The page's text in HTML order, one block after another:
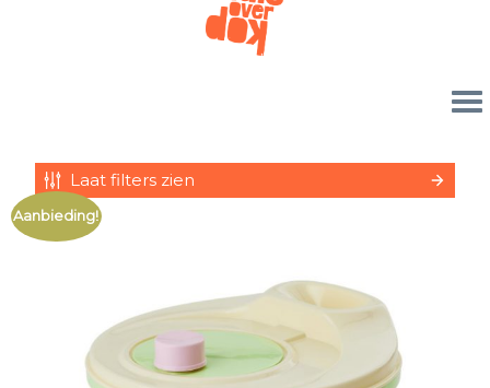
Laat filters zien
Aanbieding!